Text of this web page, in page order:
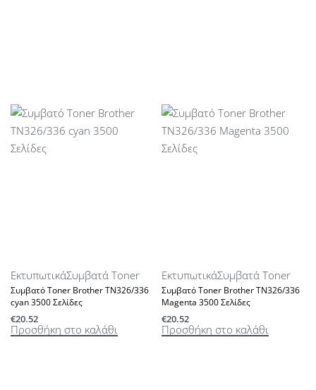
ΕκτυπωτικάΣυμβατά Toner
Συμβατό Toner Brother TN326/336
cyan 3500 Σελίδες
€20.52
Προσθήκη στο καλάθι
ΕκτυπωτικάΣυμβατά Toner
Συμβατό Toner Brother TN326/336
Magenta 3500 Σελίδες
€20.52
Προσθήκη στο καλάθι